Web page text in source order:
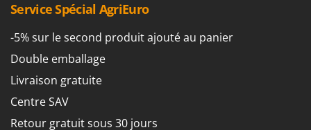
Cultivateurs Tiller à ressorts - Extirpateurs
D
Débroussailleuses
Décompacteurs agricoles
Découpeurs plasma
Déplaqueuses de gazon
Beta tools
Bissell
Black & Decker
BlackStone
Blue Bird
Bomet
Service Spécial AgriEuro
-5% sur le second produit ajouté au panier
Double emballage
Livraison gratuite
Centre SAV
Retour gratuit sous 30 jours